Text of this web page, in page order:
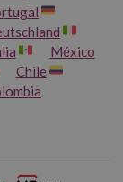
México
Chile